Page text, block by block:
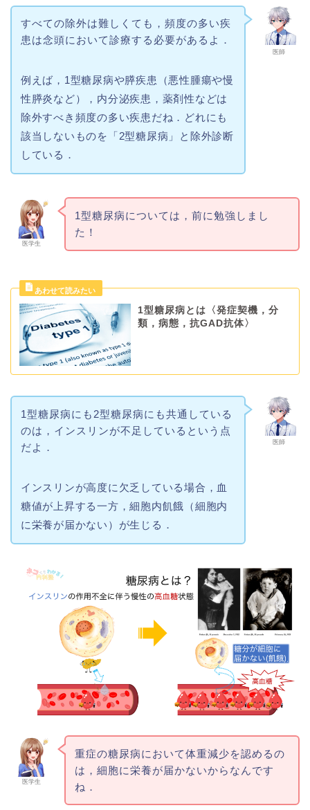
医師
すべての除外は難しくても，頻度の多い疾
患は念頭において診療する必要があるよ．
例えば，1型糖尿病や膵疾患（悪性腫瘍や慢
性膵炎など），内分泌疾患，薬剤性などは
除外すべき頻度の多い疾患だね．どれにも
該当しないものを「2型糖尿病」と除外診断
している．
医学生
1型糖尿病については，前に勉強しまし
た！
1型糖尿病とは〈発症契機，分
類，病態，抗GAD抗体〉
医師
1型糖尿病にも2型糖尿病にも共通している
のは，インスリンが不足しているという点
だよ．
インスリンが高度に欠乏している場合，血
糖値が上昇する一方，細胞内飢餓（細胞内
に栄養が届かない）が生じる．
医学生
重症の糖尿病において体重減少を認めるの
は，細胞に栄養が届かないからなんです
ね．